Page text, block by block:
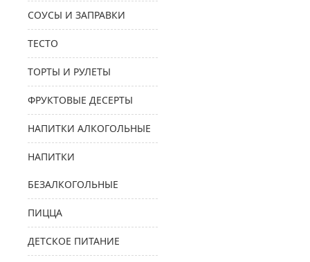
СОУСЫ И ЗАПРАВКИ
ТЕСТО
ТОРТЫ И РУЛЕТЫ
ФРУКТОВЫЕ ДЕСЕРТЫ
НАПИТКИ АЛКОГОЛЬНЫЕ
НАПИТКИ
БЕЗАЛКОГОЛЬНЫЕ
ПИЦЦА
ДЕТСКОЕ ПИТАНИЕ